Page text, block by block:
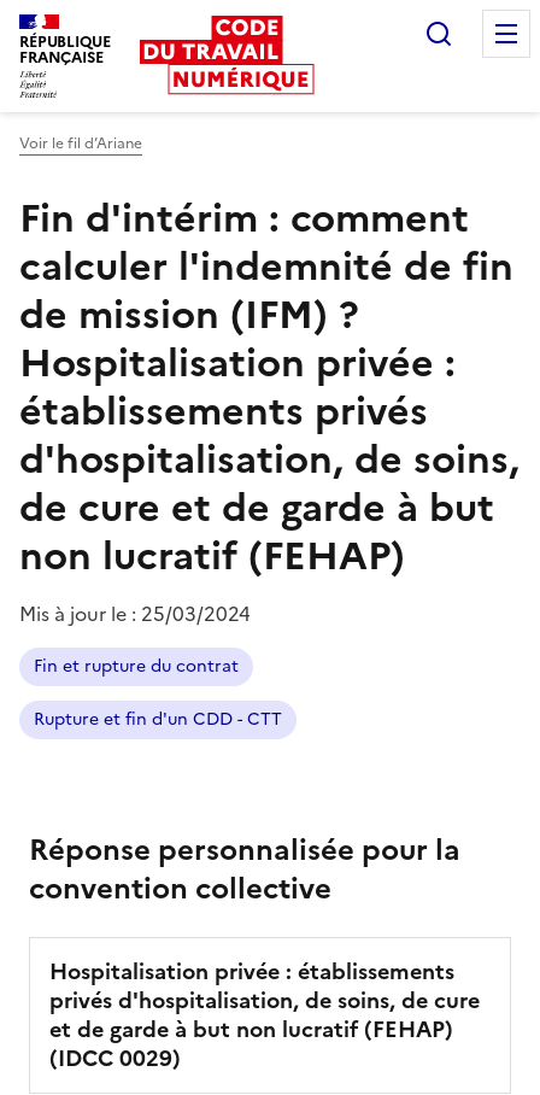
RÉPUBLIQUE
FRANÇAISE
Voir le fil d’Ariane
Fin d'intérim : comment
calculer l'indemnité de fin
de mission (IFM) ?
Hospitalisation privée :
établissements privés
d'hospitalisation, de soins,
de cure et de garde à but
non lucratif (FEHAP)
Mis à jour le : 25/03/2024
Fin et rupture du contrat
Rupture et fin d'un CDD - CTT
Réponse personnalisée pour la
convention collective
Hospitalisation privée : établissements
privés d'hospitalisation, de soins, de cure
et de garde à but non lucratif (FEHAP)
(IDCC0029)